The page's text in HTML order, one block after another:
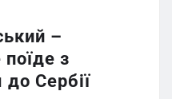
–
з
до Сербії